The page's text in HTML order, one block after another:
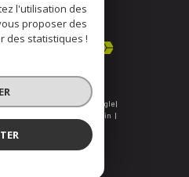
| Traduction powered by Google |
Admin
l'utilisation des
proposer des
des statistiques !